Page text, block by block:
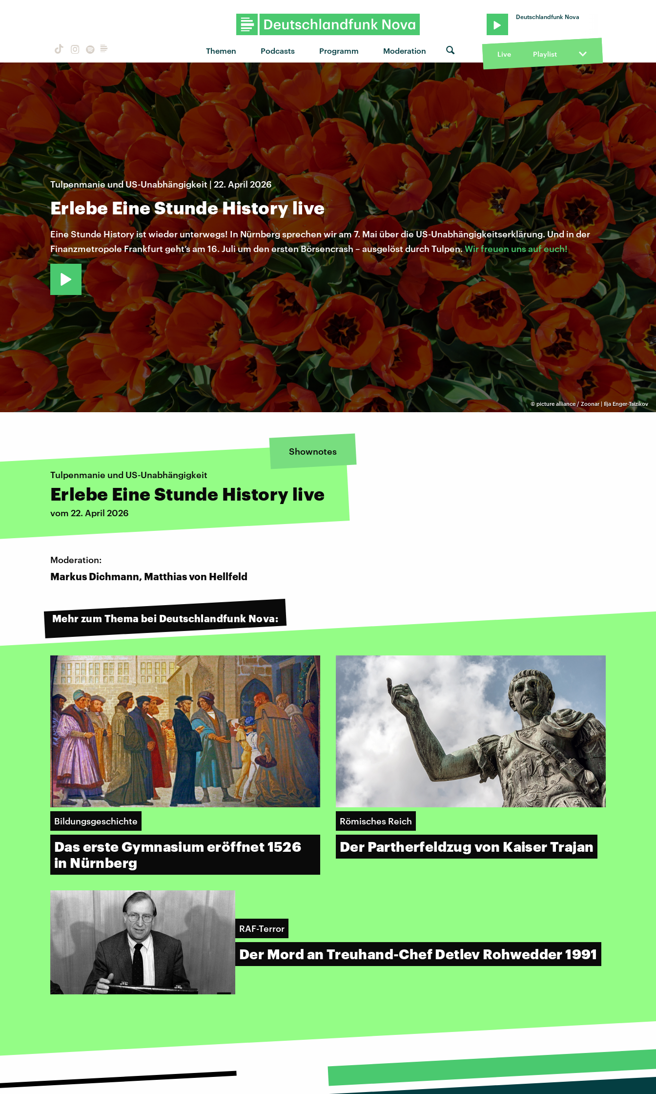
Themen Podcasts Programm Moderation
Deutschlandfunk Nova
Live Playlist
© picture alliance / Zoonar | Ilja Enger-Tsizikov
Tulpenmanie und US-Unabhängigkeit | 22. April 2026
Erlebe Eine Stunde History live
Eine Stunde History ist wieder unterwegs! In Nürnberg sprechen wir am 7. Mai über die US-Unabhängigkeitserklärung. Und in der
Finanzmetropole Frankfurt geht’s am 16. Juli um den ersten Börsencrash – ausgelöst durch Tulpen.Wir freuen uns auf euch!
Shownotes
Tulpenmanie und US-Unabhängigkeit
Erlebe Eine Stunde History live
vom 22. April 2026
Moderation:
Markus Dichmann, Matthias von Hellfeld
Mehr zum Thema bei Deutschlandfunk Nova:
Bildungsgeschichte
Das erste Gymnasium eröffnet 1526
in Nürnberg
Römisches Reich
Der Partherfeldzug von Kaiser Trajan
RAF-Terror
Der Mord an Treuhand-Chef Detlev Rohwedder 1991